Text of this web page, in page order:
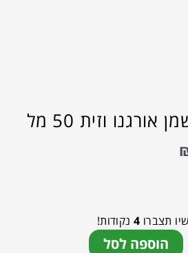
וזית 50 מל
תצברו 4 נקודות!
הוספה לסל